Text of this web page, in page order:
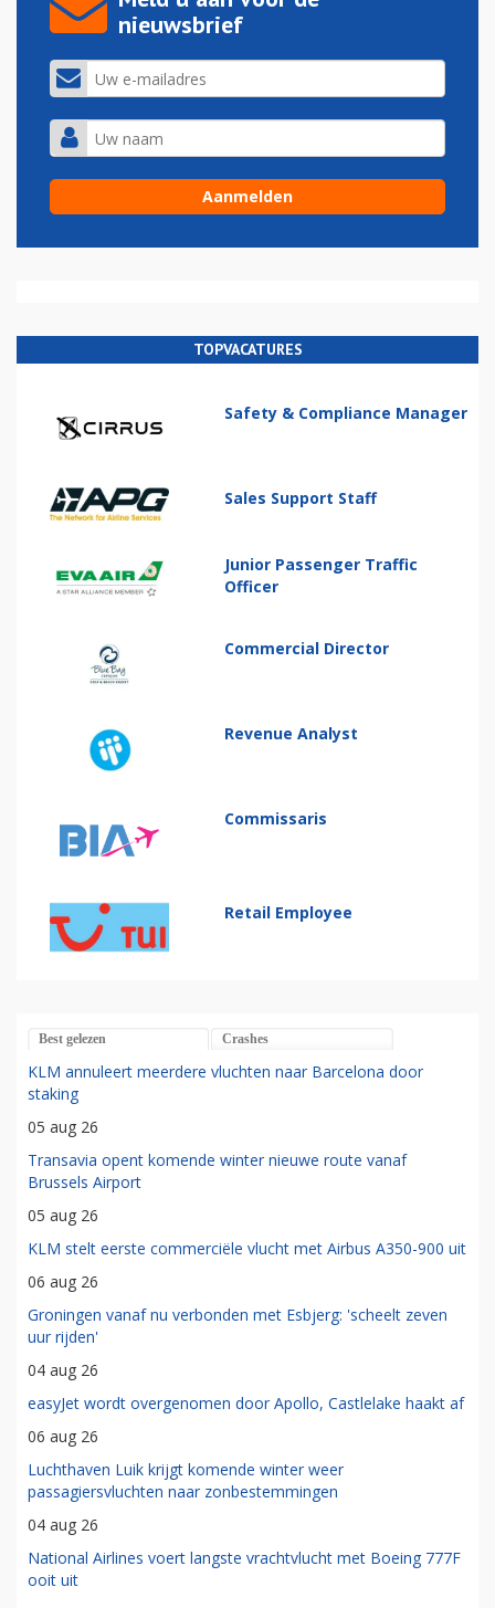
nieuwsbrief
TOPVACATURES
Safety & Compliance Manager
Sales Support Staff
Junior Passenger Traffic
Officer
Commercial Director
Revenue Analyst
Commissaris
Retail Employee
Best gelezen Crashes
KLM annuleert meerdere vluchten naar Barcelona door
staking
05 aug 26
Transavia opent komende winter nieuwe route vanaf
Brussels Airport
05 aug 26
KLM stelt eerste commerciële vlucht met Airbus A350-900 uit
06 aug 26
Groningen vanaf nu verbonden met Esbjerg: 'scheelt zeven
uur rijden'
04 aug 26
easyJet wordt overgenomen door Apollo, Castlelake haakt af
06 aug 26
Luchthaven Luik krijgt komende winter weer
passagiersvluchten naar zonbestemmingen
04 aug 26
National Airlines voert langste vrachtvlucht met Boeing 777F
ooit uit